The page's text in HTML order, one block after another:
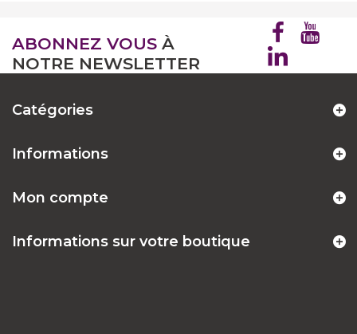
ABONNEZ VOUS À
NOTRE NEWSLETTER
Catégories
Informations
Mon compte
Informations sur votre boutique